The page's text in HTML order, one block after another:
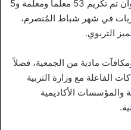
معلماً ومعلمة و6 مدراء. كما سبق وأن تم تكريم 53 معلماً ومعلمة و5
في شهر شباط المُنصرم،
التربوي.
مادية من الجمعية، فضلاً
الفاعلة مع وزارة التربية
والمؤسسات الأكاديمية